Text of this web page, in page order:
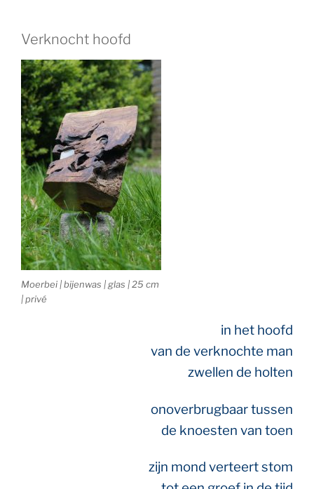
Verknocht hoofd
Moerbei | bijenwas | glas | 25 cm
| privé
in het hoofd
van de verknochte man
zwellen de holten
onoverbrugbaar tussen
de knoesten van toen
zijn mond verteert stom